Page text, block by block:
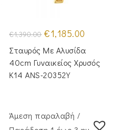
€1,390.00 Original
price
was:
€1,390.00.
€1,185.00
είναι:
€1,185.00.
Σταυρός Με Αλυσίδα
40cm Γυναικείος Χρυσός
Κ14 ANS-20352Y
Άμεση παραλαβή /